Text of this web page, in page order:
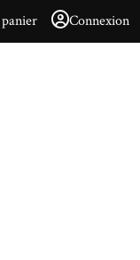
Connexion